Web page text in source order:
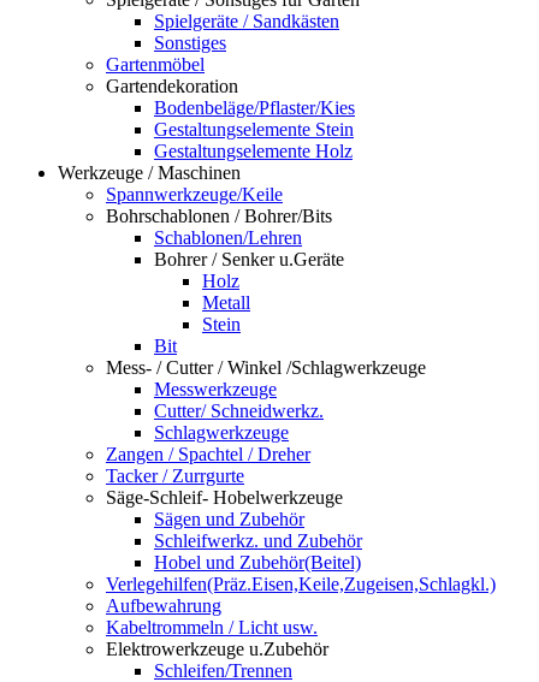
Spielgeräte / Sandkästen
Sonstiges
Gartenmöbel
Gartendekoration
Bodenbeläge/Pflaster/Kies
Gestaltungselemente Stein
Gestaltungselemente Holz
Werkzeuge / Maschinen
Spannwerkzeuge/Keile
Bohrschablonen / Bohrer/Bits
Schablonen/Lehren
Bohrer / Senker u.Geräte
Holz
Metall
Stein
Bit
Mess- / Cutter / Winkel /Schlagwerkzeuge
Messwerkzeuge
Cutter/ Schneidwerkz.
Schlagwerkzeuge
Zangen / Spachtel / Dreher
Tacker / Zurrgurte
Säge-Schleif- Hobelwerkzeuge
Sägen und Zubehör
Schleifwerkz. und Zubehör
Hobel und Zubehör(Beitel)
Verlegehilfen(Präz.Eisen,Keile,Zugeisen,Schlagkl.)
Aufbewahrung
Kabeltrommeln / Licht usw.
Elektrowerkzeuge u.Zubehör
Schleifen/Trennen